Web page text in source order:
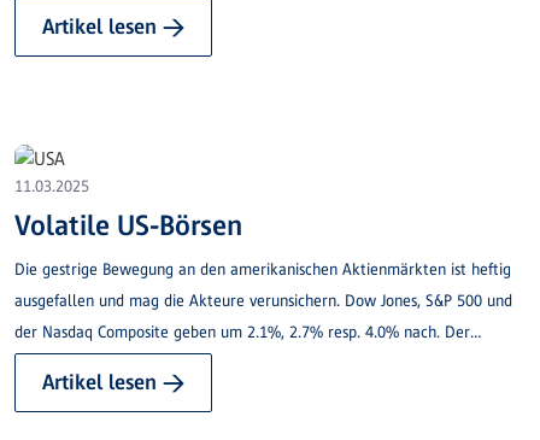
nicht erwartet.
Artikel lesen →
11.03.2025
Volatile US-Börsen
Die gestrige Bewegung an den amerikanischen Aktienmärkten ist heftig
ausgefallen und mag die Akteure verunsichern. Dow Jones, S&P 500 und
der Nasdaq Composite geben um 2.1%, 2.7% resp. 4.0% nach. Der
«Magnificent 7» werden um 5.2% abgestraft. Im Gegenzug notieren
Artikel lesen →